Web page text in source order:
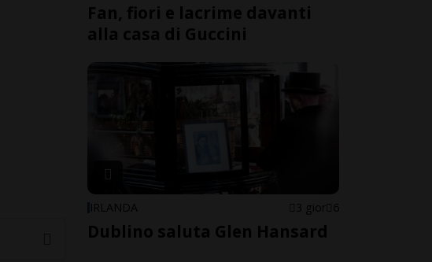
Fan, fiori e lacrime davanti
alla casa di Guccini
IRLANDA 3 gior 6
Dublino saluta Glen Hansard